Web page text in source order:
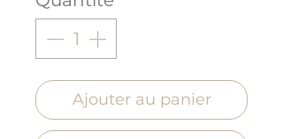
Ajouter au panier